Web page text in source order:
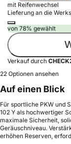
mit Reifenwechsel
Lieferung an die
von 78% gewählt
Verkauf durch
22 Optionen ansehen
Auf einen Blick
Für sportliche PKW und
102 Y als hochwertiger
maximale Sicherheit,
Geräuschniveau.
erhöhen Reserven,